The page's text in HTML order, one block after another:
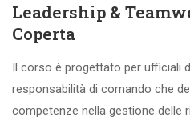
Leadership &
Coperta
Il corso è progettato per ufficiali
responsabilità di comando che
competenze nella gestione delle